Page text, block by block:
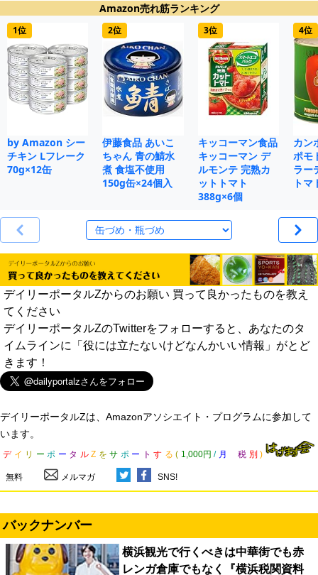
Amazon売れ筋ランキング
1位
by Amazon シー
チキン Lフレーク
70g×12缶
2位
伊藤食品 あいこ
ちゃん 青の鯖水
煮 食塩不使用
150g缶×24個入
3位
キッコーマン食品
キッコーマン デ
ルモンテ 完熟カ
ットトマト
388g×6個
4位
カン
ポモ
ラー
ト
デイリーポータルZからのお願い 買って良かったものを教え
てください
デイリーポータルZのTwitterをフォローすると、あなたのタ
イムラインに「役には立たないけどなんかいい情報」がとど
きます！
デイリーポータルZは、Amazonアソシエイト・プログラムに参加して
います。
デ イ リ ー ポ ー タ ル Z を サ ポ ー ト す る ( 1,000円 / 月 税 別 )
無料 メルマガ SNS!
バックナンバー
横浜観光で行くべきは中華街でも赤
レンガ倉庫でもなく『横浜税関資料